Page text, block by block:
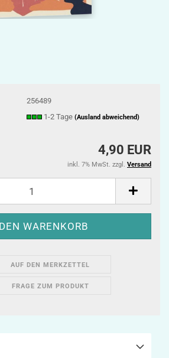
256489
1-2 Tage (Ausland abweichend)
4,90 EUR
inkl. 7% MwSt. zzgl. Versand
AUF DEN MERKZETTEL
FRAGE ZUM PRODUKT